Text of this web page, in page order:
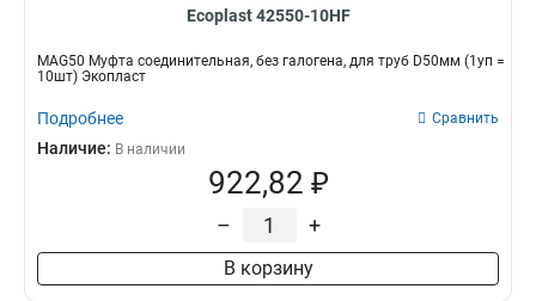
Ecoplast 42550-10HF
MAG50 Муфта соединительная, без галогена, для труб D50мм (1уп =
10шт) Экопласт
Подробнее Сравнить
Наличие: В наличии
922,82 ₽
– +
В корзину